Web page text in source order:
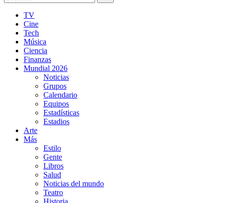
TV
Cine
Tech
Música
Ciencia
Finanzas
Mundial 2026
Noticias
Grupos
Calendario
Equipos
Estadísticas
Estadios
Arte
Más
Estilo
Gente
Libros
Salud
Noticias del mundo
Teatro
Historia